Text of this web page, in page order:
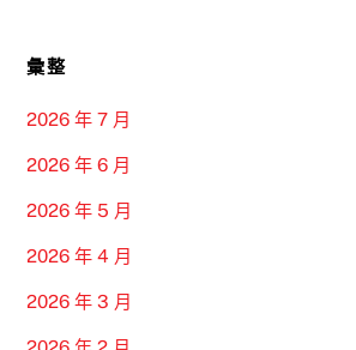
彙整
2026 年 7 月
2026 年 6 月
2026 年 5 月
2026 年 4 月
2026 年 3 月